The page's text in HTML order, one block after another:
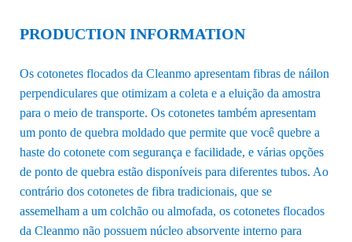
PRODUCTION INFORMATION
Os cotonetes flocados da Cleanmo apresentam fibras de náilon
perpendiculares que otimizam a coleta e a eluição da amostra
para o meio de transporte. Os cotonetes também apresentam
um ponto de quebra moldado que permite que você quebre a
haste do cotonete com segurança e facilidade, e várias opções
de ponto de quebra estão disponíveis para diferentes tubos. Ao
contrário dos cotonetes de fibra tradicionais, que se
assemelham a um colchão ou almofada, os cotonetes flocados
da Cleanmo não possuem núcleo absorvente interno para